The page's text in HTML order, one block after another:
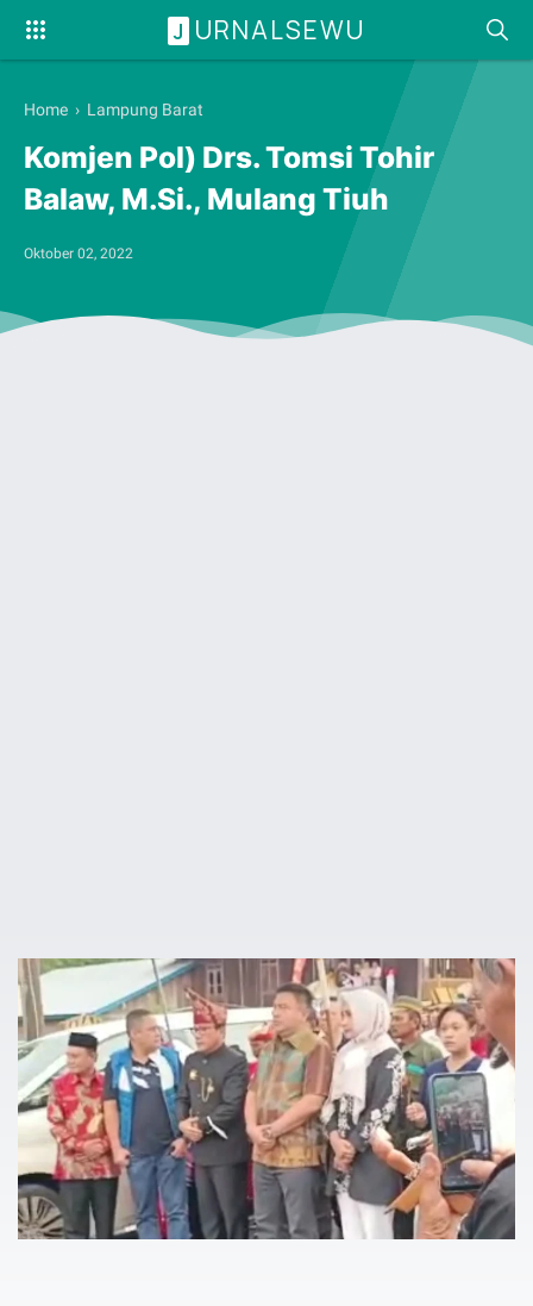
J URNALSEWU
Home › Lampung Barat
Komjen Pol) Drs. Tomsi Tohir
Balaw, M.Si., Mulang Tiuh
Oktober 02, 2022